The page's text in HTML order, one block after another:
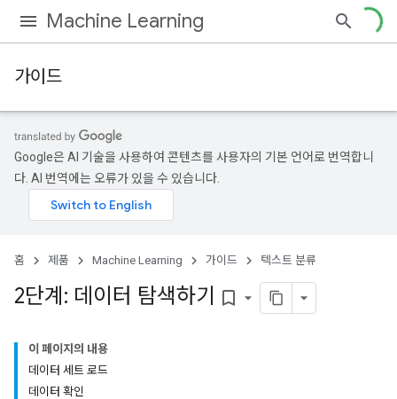
Machine Learning
가이드
Google은 AI 기술을 사용하여 콘텐츠를 사용자의 기본 언어로 번역합니
다. AI 번역에는 오류가 있을 수 있습니다.
홈 제품 Machine Learning 가이드 텍스트 분류
2단계: 데이터 탐색하기 bookmark_border
이 페이지의 내용
데이터 세트 로드
데이터 확인